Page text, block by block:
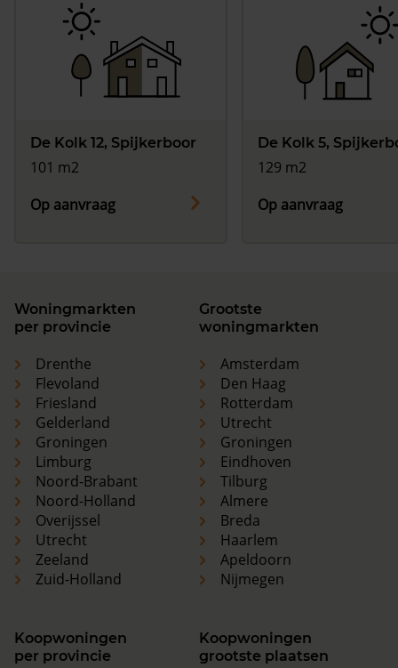
De Kolk 12, Spijkerboor
101 m2
Op aanvraag
De Kolk 5,
129 m2
Op aanvraag
Woningmarkten
per provincie
Drenthe
Flevoland
Friesland
Gelderland
Groningen
Limburg
Noord-Brabant
Noord-Holland
Overijssel
Utrecht
Zeeland
Zuid-Holland
Grootste
woningmarkten
Amsterdam
Den Haag
Rotterdam
Utrecht
Groningen
Eindhoven
Tilburg
Almere
Breda
Haarlem
Apeldoorn
Nijmegen
Koopwoningen
per provincie
Koopwoningen
grootste plaatsen